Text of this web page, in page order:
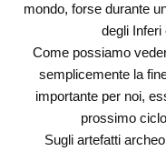
mondo, forse durante
degli Inferi
Come possiamo
semplicemente la
importante per noi,
prossimo
Sugli artefatti